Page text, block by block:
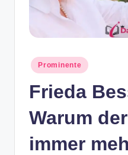
Posted
in
Prominente
Frieda
Warum
immer